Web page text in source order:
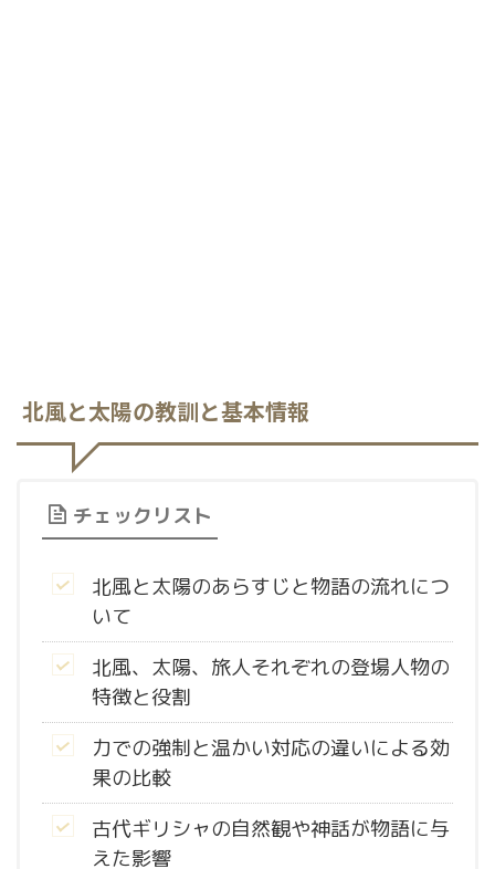
北風と太陽の教訓と基本情報
チェックリスト
北風と太陽のあらすじと物語の流れにつ
いて
北風、太陽、旅人それぞれの登場人物の
特徴と役割
力での強制と温かい対応の違いによる効
果の比較
古代ギリシャの自然観や神話が物語に与
えた影響